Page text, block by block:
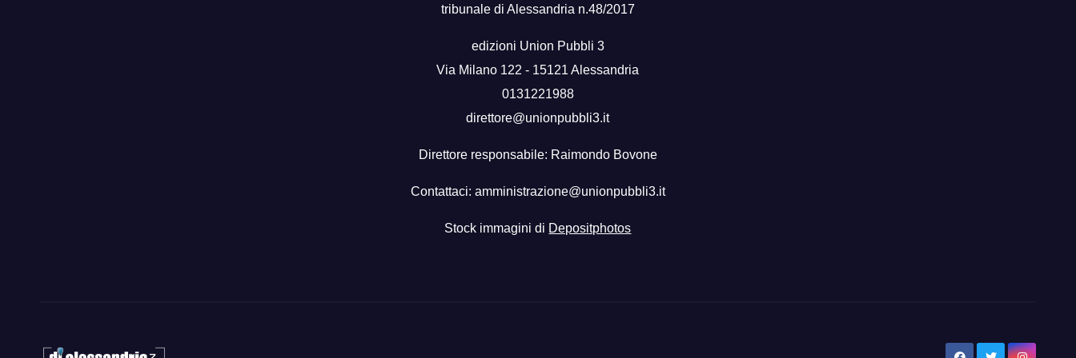
tribunale di Alessandria n.48/2017
edizioni Union Pubbli 3
Via Milano 122 - 15121 Alessandria
0131221988
direttore@unionpubbli3.it
Direttore responsabile: Raimondo Bovone
Contattaci: amministrazione@unionpubbli3.it
Stock immagini di Depositphotos